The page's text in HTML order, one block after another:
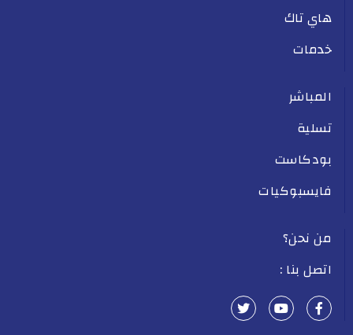
هاي تاك
خدمات
المباشر
تسلية
بودكاست
فايسبوكيات
من نحن؟
اتصل بنا :